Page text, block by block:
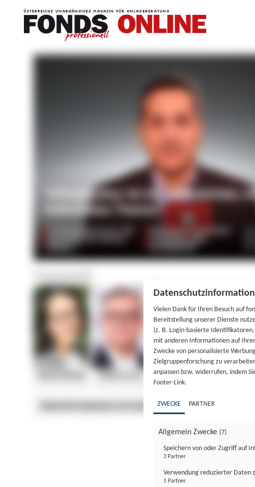
Datenschutzinformation
Vielen Dank für Ihren Besuch auf
Bereitstellung unserer Dienste
(z. B. Login-basierte
mit anderen Informationen auf
Zwecke von personalisierte
Zielgruppenforschung zu
anpassen bzw. widerrufen, indem
Footer-Link.
ZWECKE PARTNER
Allgemein Zwecke (7)
Speichern von oder Zugriff auf
3 Partner
Verwendung reduzierter Daten
1 Partner